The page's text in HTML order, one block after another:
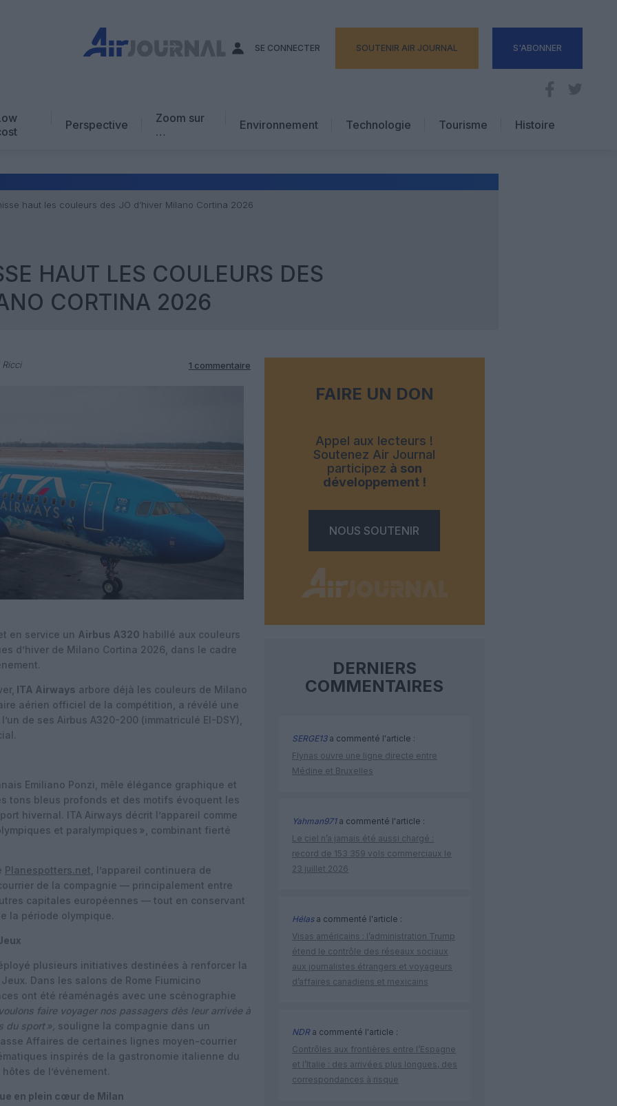
SE CONNECTER SOUTENIR AIR JOURNAL S'ABONNER
Perspective
Zoom sur
…
Avis d’expert
Environnement Technologie
Tourisme
Hôtellerie
Histoire
haut les couleurs des JO d’hiver Milano Cortina 2026
HAUT LES COULEURS DES
CORTINA 2026
1 commentaire
en service un Airbus A320 habillé aux couleurs
d’hiver de Milano Cortina 2026, dans le cadre
ITA Airways arbore déjà les couleurs de Milano
aérien officiel de la compétition, a révélé une
de ses Airbus A320-200 (immatriculé EI-DSY),
Emiliano Ponzi
, mêle élégance graphique et
tons bleus profonds et des motifs évoquent les
hivernal. ITA Airways décrit l’appareil comme
et paralympiques », combinant fierté
Planespotters.net , l’appareil continuera de
de la compagnie — principalement entre
capitales européennes — tout en conservant
la période olympique.
plusieurs initiatives destinées à renforcer la
Dans les salons de Rome Fiumicino
ont été réaménagés avec une scénographie
faire voyager nos passagers dès leur arrivée à
du sport », souligne la compagnie dans un
Affaires de certaines lignes moyen-courrier
inspirés de la gastronomie italienne du
de l’événement.
en plein cœur de Milan
FAIRE UN DON
Appel aux lecteurs !
Soutenez Air Journal
participez à son
développement !
NOUS SOUTENIR
DERNIERS
COMMENTAIRES
SERGE13a commenté l'article :
Flynas ouvre une ligne directe entre
Médine et Bruxelles
Yahman971a commenté l'article :
Le ciel n’a jamais été aussi chargé :
record de 153 359 vols commerciaux le
23 juillet 2026
Hélasa commenté l'article :
Visas américains : l’administration Trump
étend le contrôle des réseaux sociaux
aux journalistes étrangers et voyageurs
d’affaires canadiens et mexicains
NDRa commenté l'article :
Contrôles aux frontières entre l’Espagne
et l’Italie : des arrivées plus longues, des
correspondances à risque